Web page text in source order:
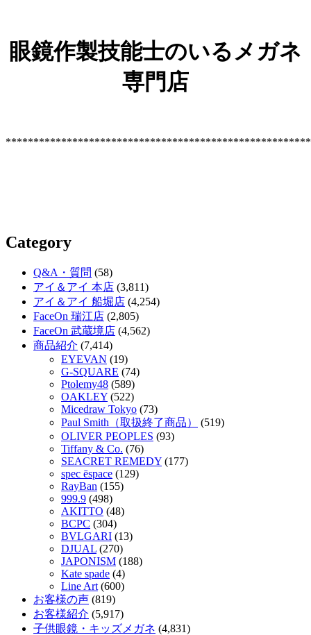
眼鏡作製技能士のいるメガネ
専門店
Category
Q&A・質問 (58)
アイ＆アイ 本店 (3,811)
アイ＆アイ 船堀店 (4,254)
FaceOn 瑞江店 (2,805)
FaceOn 武蔵境店 (4,562)
商品紹介 (7,414)
EYEVAN (19)
G-SQUARE (74)
Ptolemy48 (589)
OAKLEY (522)
Micedraw Tokyo (73)
Paul Smith（取扱終了商品）
(519)
OLIVER PEOPLES (93)
Tiffany & Co. (76)
SEACRET REMEDY (177)
spec ēspace (129)
RayBan (155)
999.9 (498)
AKITTO (48)
BCPC (304)
BVLGARI (13)
DJUAL (270)
JAPONISM (188)
Kate spade (4)
Line Art (600)
お客様の声 (819)
お客様紹介 (5,917)
子供眼鏡・キッズメガネ (4,831)